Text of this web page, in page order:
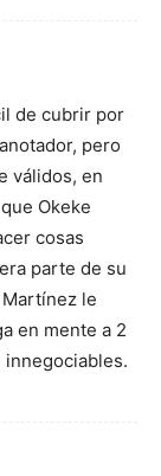
de cubrir por
pero
válidos, en
Okeke
cosas
parte de su
le
en mente a 2
innegociables.